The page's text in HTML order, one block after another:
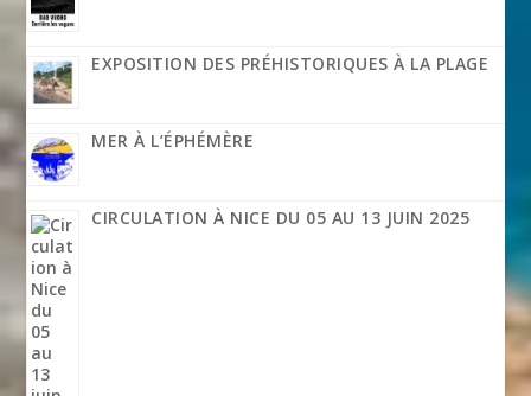
EXPOSITION DES PRÉHISTORIQUES À LA PLAGE
MER À L’ÉPHÉMÈRE
CIRCULATION À NICE DU 05 AU 13 JUIN 2025